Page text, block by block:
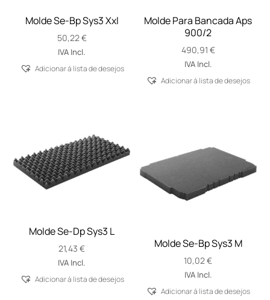
Molde Se-Bp Sys3 Xxl
50,22€
IVA Incl.
Adicionar á lista de desejos
Molde Para Bancada Aps
900/2
490,91 €
IVA Incl.
Adicionar á lista de desejos
Molde Se-Dp Sys3 L
21,43€
IVA Incl.
Adicionar á lista de desejos
Molde Se-Bp Sys3 M
10,02€
IVA Incl.
Adicionar á lista de desejos